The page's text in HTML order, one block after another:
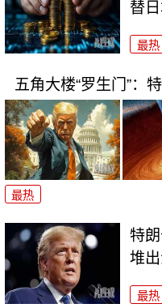
替日
最热
五角大楼“罗生门”：
最热
特
堆
最热